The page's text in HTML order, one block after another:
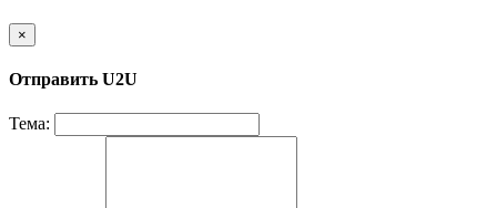
×
Отправить U2U
Тема: